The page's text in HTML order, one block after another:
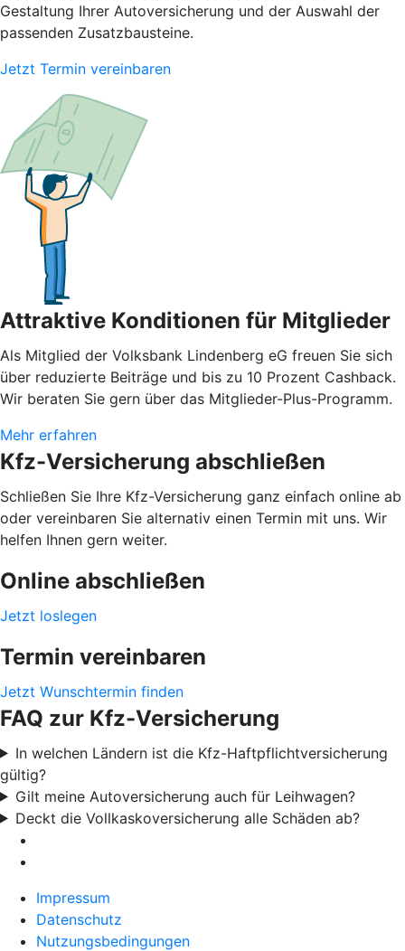
Gestaltung Ihrer Autoversicherung und der Auswahl der
passenden Zusatzbausteine.
Jetzt Termin vereinbaren
Attraktive Konditionen für Mitglieder
Als Mitglied der Volksbank Lindenberg eG freuen Sie sich
über reduzierte Beiträge und bis zu 10 Prozent Cashback.
Wir beraten Sie gern über das Mitglieder-Plus-Programm.
Mehr erfahren
Kfz-Versicherung abschließen
Schließen Sie Ihre Kfz-Versicherung ganz einfach online ab
oder vereinbaren Sie alternativ einen Termin mit uns. Wir
helfen Ihnen gern weiter.
Online abschließen
Jetzt loslegen
Termin vereinbaren
Jetzt Wunschtermin finden
FAQ zur Kfz-Versicherung
In welchen Ländern ist die Kfz-Haftpflichtversicherung
gültig?
Gilt meine Autoversicherung auch für Leihwagen?
Deckt die Vollkaskoversicherung alle Schäden ab?
Impressum
Datenschutz
Nutzungsbedingungen